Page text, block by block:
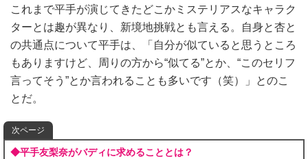
これまで平手が演じてきたどこかミステリアスなキャラク
ターとは趣が異なり、新境地挑戦とも言える。自身と杏と
の共通点について平手は、「自分が似ていると思うところ
もありますけど、周りの方から“似てる”とか、“このセリフ
言ってそう”とか言われることも多いです（笑）」とのこ
とだ。
次ページ
◆平手友梨奈がバディに求めることとは？